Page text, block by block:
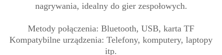
nagrywania, idealny do gier zespołowych.
Metody połączenia: Bluetooth, USB, karta TF
Kompatybilne urządzenia: Telefony, komputery, laptopy
itp.